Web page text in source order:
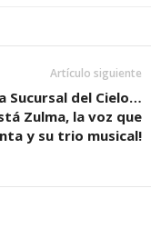
Artículo siguiente
Sucursal del Cielo…
Zulma, la voz que
y su trio musical!